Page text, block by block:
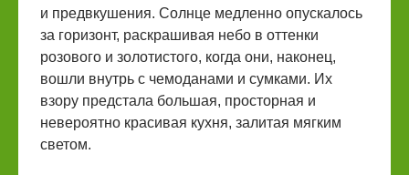
и предвкушения. Солнце медленно опускалось
за горизонт, раскрашивая небо в оттенки
розового и золотистого, когда они, наконец,
вошли внутрь с чемоданами и сумками. Их
взору предстала большая, просторная и
невероятно красивая кухня, залитая мягким
светом.